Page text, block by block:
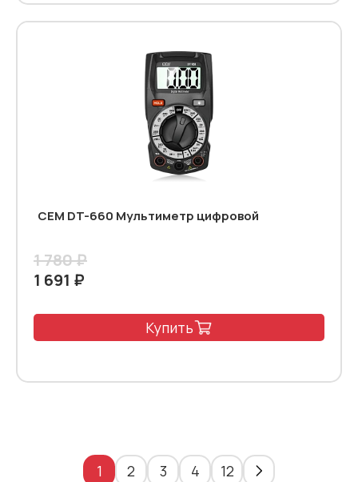
CEM DT-660 Мультиметр цифровой
1 780 ₽
1 691 ₽
Купить
1 2 3 4 12